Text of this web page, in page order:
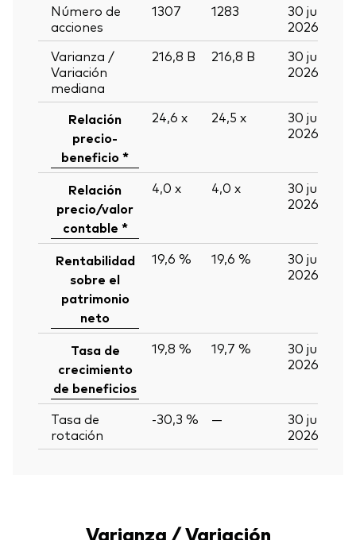
Número de
acciones
1307 1283
30 jun
2026
Varianza /
Variación
mediana
216,8 B 216,8 B
30 jun
2026
Relación
precio-
beneficio *
24,6 x 24,5 x
30 jun
2026
Relación
precio/valor
contable *
4,0 x 4,0 x
30 jun
2026
Rentabilidad
sobre el
patrimonio
neto
19,6 % 19,6 %
30 jun
2026
Tasa de
crecimiento
de beneficios
19,8 % 19,7 %
30 jun
2026
Tasa de
rotación
-30,3 % —
30 jun
2026
Varianza / Variación